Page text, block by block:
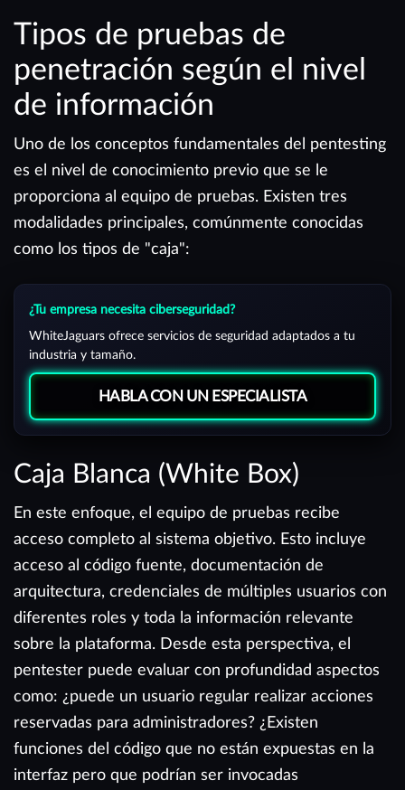
Tipos de pruebas de
penetración según el nivel
de información
Uno de los conceptos fundamentales del pentesting
es el nivel de conocimiento previo que se le
proporciona al equipo de pruebas. Existen tres
modalidades principales, comúnmente conocidas
como los tipos de "caja":
¿Tu empresa necesita ciberseguridad?
WhiteJaguars ofrece servicios de seguridad adaptados a tu
industria y tamaño.
HABLA CON UN ESPECIALISTA
Caja Blanca (White Box)
En este enfoque, el equipo de pruebas recibe
acceso completo al sistema objetivo. Esto incluye
acceso al código fuente, documentación de
arquitectura, credenciales de múltiples usuarios con
diferentes roles y toda la información relevante
sobre la plataforma. Desde esta perspectiva, el
pentester puede evaluar con profundidad aspectos
como: ¿puede un usuario regular realizar acciones
reservadas para administradores? ¿Existen
funciones del código que no están expuestas en la
interfaz pero que podrían ser invocadas